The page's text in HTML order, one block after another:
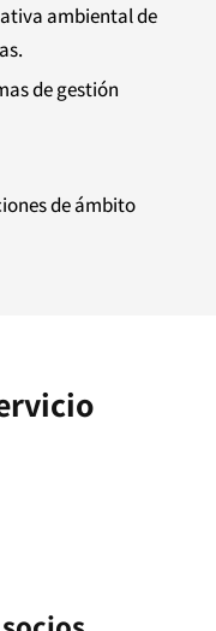
ambiental de
de gestión
de ámbito